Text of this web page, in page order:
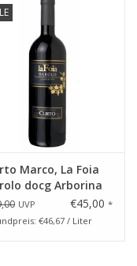
Marco, La Foia
docg Arborina
UVP €45,00 *
€46,67 / Liter